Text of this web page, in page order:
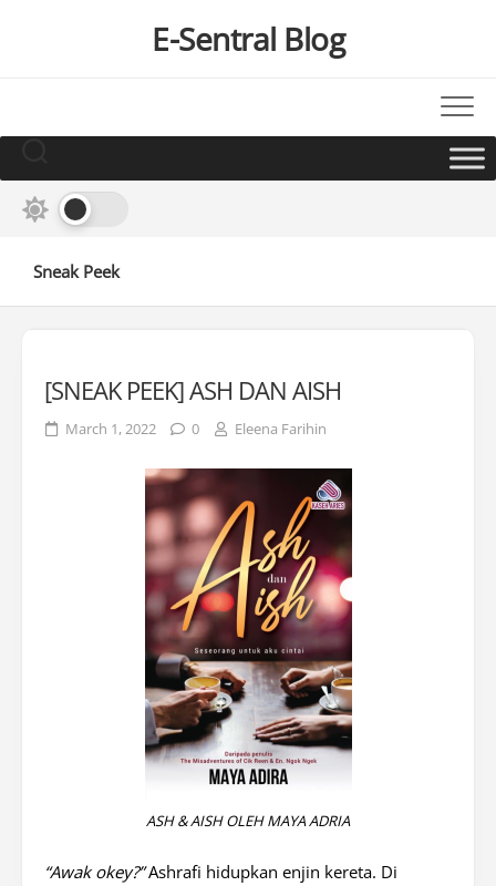
E-Sentral Blog
Sneak Peek
[SNEAK PEEK] ASH DAN AISH
March 1, 2022 0 Eleena Farihin
ASH & AISH OLEH MAYA ADRIA
“Awak okey?”Ashrafi hidupkan enjin kereta. Di